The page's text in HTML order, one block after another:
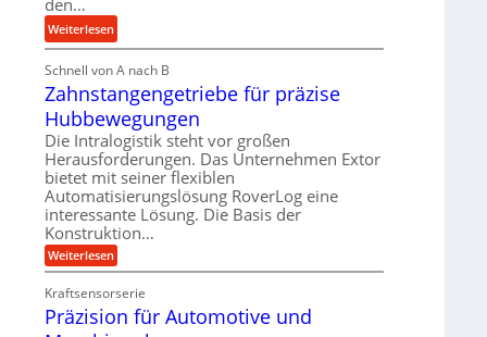
k
i
V
e
r
g
l
e
i
c
h
g
e
u
g
e
l
g
e
w
i
n
d
e
i
g
e
r
t
m
s
a
t
z
u
d
A
Weiterlesen:
M
e
h
A
r
b
e
i
t
s
l
o
s
Schnell von A nach B
Zahnstangengetriebe für präzise
Hubbewegungen
Die Intralogistik steht vor großen
Herausforderungen. Das Unternehmen Extor
bietet mit seiner flexiblen
Automatisierungslösung RoverLog eine
interessante Lösung. Die Basis der
Konstruktion…
Weiterlesen:
Z
h
n
s
Kraftsensorserie
Präzision für Automotive und